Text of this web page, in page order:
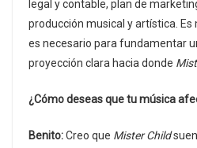
legal y contable, plan de
producción musical y artística.
es necesario para fundamentar
proyección clara hacia donde
¿Cómo deseas que tu música
Benito:Creo que Mister Child